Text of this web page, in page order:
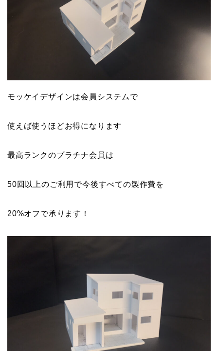
モッケイデザインは会員システムで
使えば使うほどお得になります
最高ランクのプラチナ会員は
50回以上のご利用で今後すべての製作費を
20%オフで承ります！